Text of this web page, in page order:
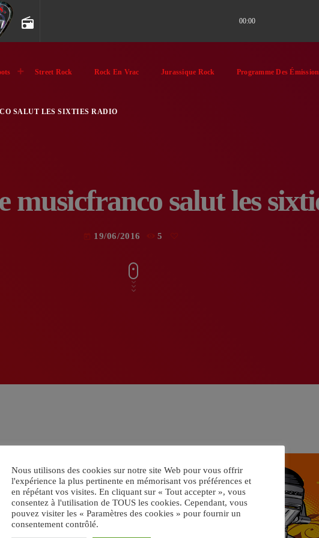
radio 00:00
Street Rock Rock En Vrac Jurassique Rock Programme Des
SALUT LES SIXTIES RADIO
musicfranco salut les
19/06/2016 5
Nous utilisons des cookies sur notre site Web pour vous offrir
l'expérience la plus pertinente en mémorisant vos préférences et
en répétant vos visites. En cliquant sur « Tout accepter », vous
consentez à l'utilisation de TOUS les cookies. Cependant, vous
pouvez visiter les « Paramètres des cookies » pour fournir un
consentement contrôlé.